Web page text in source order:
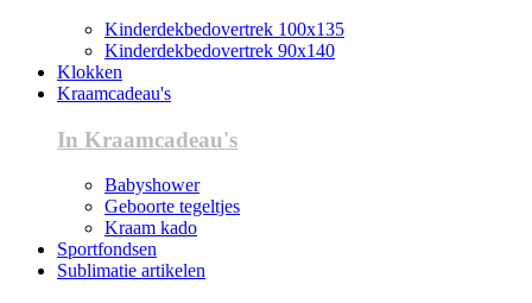
Kinderdekbedovertrek 100x135
Kinderdekbedovertrek 90x140
Klokken
Kraamcadeau's
In Kraamcadeau's
Babyshower
Geboorte tegeltjes
Kraam kado
Sportfondsen
Sublimatie artikelen